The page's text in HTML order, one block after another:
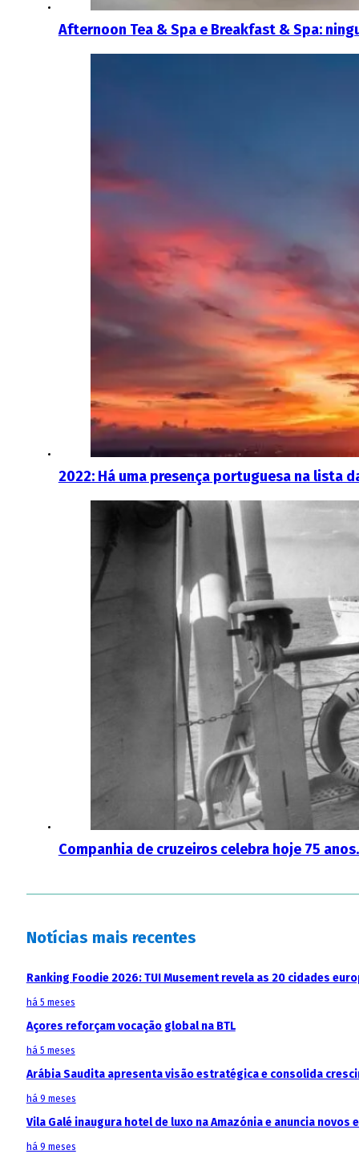
Afternoon Tea & Spa e Breakfast & Spa:
2022: Há uma presença portuguesa na lista
Companhia de cruzeiros celebra hoje 75
Notícias mais recentes
Ranking Foodie 2026: TUI Musement revela as 20 cidades
há 5 meses
Açores reforçam vocação global na BTL
há 5 meses
Arábia Saudita apresenta visão estratégica e consolida
há 9 meses
Vila Galé inaugura hotel de luxo na Amazónia e anuncia
há 9 meses